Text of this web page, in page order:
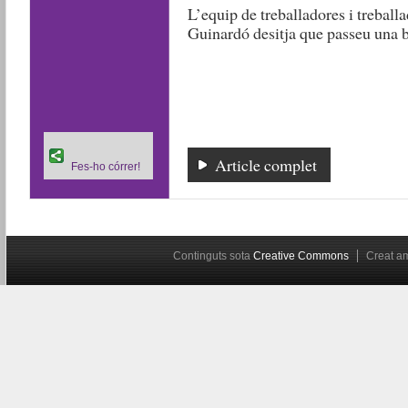
L’equip de treballadores i
Guinardó desitja que passeu una
Article complet
Fes-ho córrer!
Continguts sota Creative Commons Creat